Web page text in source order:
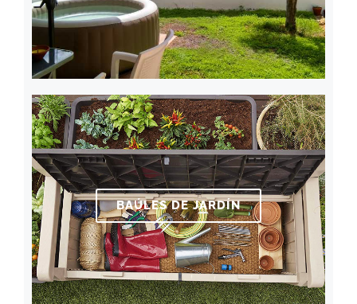
BAÚLES DE JARDÍN